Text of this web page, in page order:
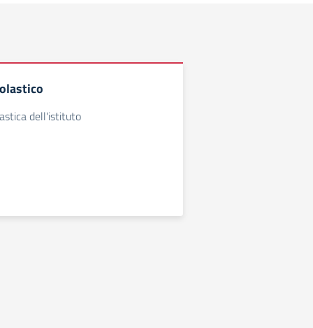
dell'istituto